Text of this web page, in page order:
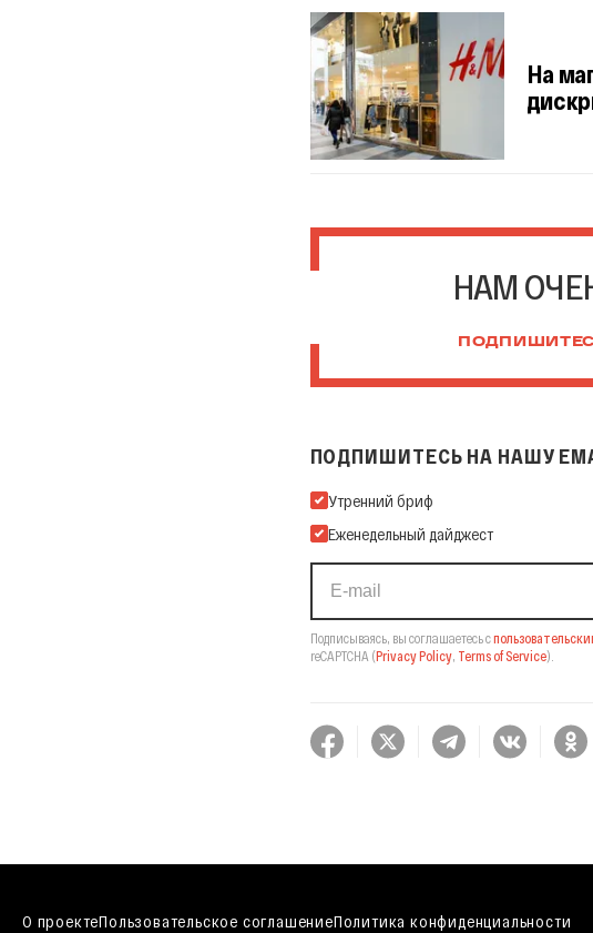
На
НАМ
ПОДПИШИТЕСЬ НА НАШУ
Подпишитесь на нашу Email-рассылку
Утренний бриф
Еженедельный дайджест
Подписываясь, вы соглашаетесь с
reCAPTCHA (Privacy Policy, Terms of Service).
О проектеПользовательское соглашениеПолитика конфиденциальности